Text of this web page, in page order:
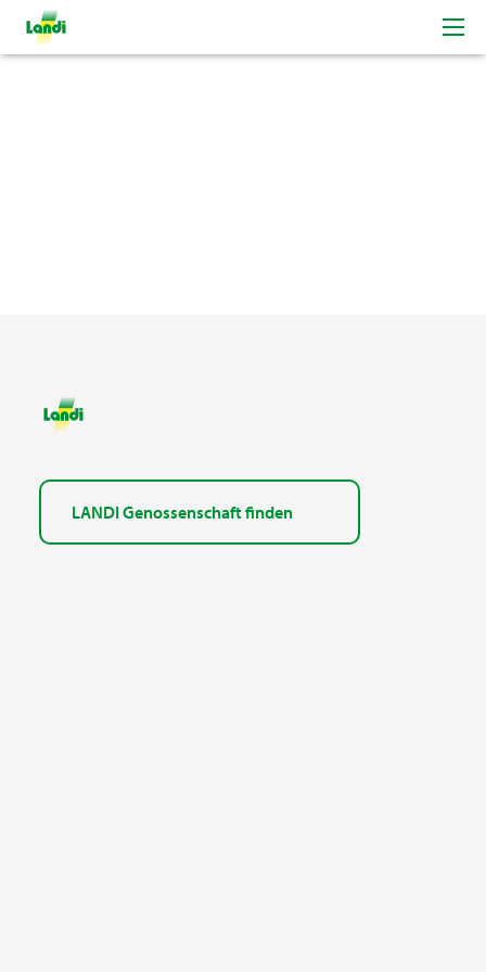
LANDI Genossenschaft finden